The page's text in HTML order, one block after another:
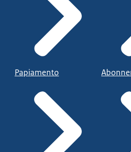
Papiamento